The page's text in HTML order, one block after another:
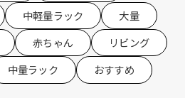
中軽量ラック
大量
赤ちゃん
リビング
中量ラック おすすめ